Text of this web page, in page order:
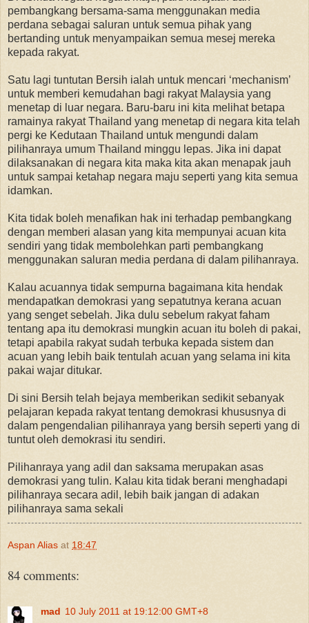
pembangkang bersama-sama menggunakan media
perdana sebagai saluran untuk semua pihak yang
bertanding untuk menyampaikan semua mesej mereka
kepada rakyat.
Satu lagi tuntutan Bersih ialah untuk mencari ‘mechanism’
untuk memberi kemudahan bagi rakyat Malaysia yang
menetap di luar negara. Baru-baru ini kita melihat betapa
ramainya rakyat Thailand yang menetap di negara kita telah
pergi ke Kedutaan Thailand untuk mengundi dalam
pilihanraya umum Thailand minggu lepas. Jika ini dapat
dilaksanakan di negara kita maka kita akan menapak jauh
untuk sampai ketahap negara maju seperti yang kita semua
idamkan.
Kita tidak boleh menafikan hak ini terhadap pembangkang
dengan memberi alasan yang kita mempunyai acuan kita
sendiri yang tidak membolehkan parti pembangkang
menggunakan saluran media perdana di dalam pilihanraya.
Kalau acuannya tidak sempurna bagaimana kita hendak
mendapatkan demokrasi yang sepatutnya kerana acuan
yang senget sebelah. Jika dulu sebelum rakyat faham
tentang apa itu demokrasi mungkin acuan itu boleh di pakai,
tetapi apabila rakyat sudah terbuka kepada sistem dan
acuan yang lebih baik tentulah acuan yang selama ini kita
pakai wajar ditukar.
Di sini Bersih telah bejaya memberikan sedikit sebanyak
pelajaran kepada rakyat tentang demokrasi khususnya di
dalam pengendalian pilihanraya yang bersih seperti yang di
tuntut oleh demokrasi itu sendiri.
Pilihanraya yang adil dan saksama merupakan asas
demokrasi yang tulin. Kalau kita tidak berani menghadapi
pilihanraya secara adil, lebih baik jangan di adakan
pilihanraya sama sekali
Aspan Alias at 18:47
84 comments:
mad 10 July 2011 at 19:12:00 GMT+8